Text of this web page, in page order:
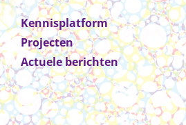
Kennisplatform
Projecten
Actuele berichten